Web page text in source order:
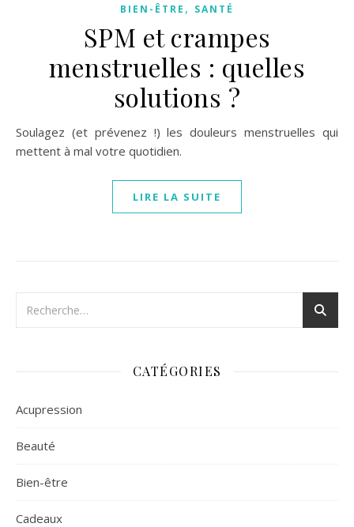
BIEN-ÊTRE , SANTÉ
SPM et crampes
menstruelles : quelles
solutions ?
Soulagez (et prévenez !) les douleurs menstruelles qui
mettent à mal votre quotidien.
LIRE LA SUITE
CATÉGORIES
Acupression
Beauté
Bien-être
Cadeaux